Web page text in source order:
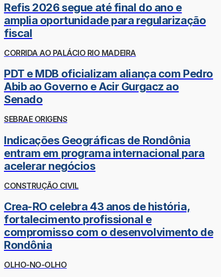
Refis 2026 segue até final do ano e
amplia oportunidade para regularização
fiscal
CORRIDA AO PALÁCIO RIO MADEIRA
PDT e MDB oficializam aliança com Pedro
Abib ao Governo e Acir Gurgacz ao
Senado
SEBRAE ORIGENS
Indicações Geográficas de Rondônia
entram em programa internacional para
acelerar negócios
CONSTRUÇÃO CIVIL
Crea-RO celebra 43 anos de história,
fortalecimento profissional e
compromisso com o desenvolvimento de
Rondônia
OLHO-NO-OLHO